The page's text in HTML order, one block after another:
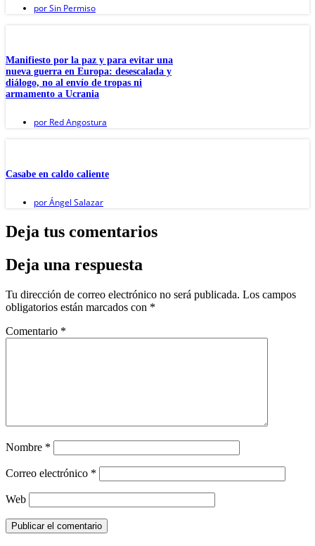
porSin Permiso
Manifiesto por la paz y para evitar una
nueva guerra en Europa: desescalada y
diálogo, no al envío de tropas ni
armamento a Ucrania
por Red Angostura
Casabe en caldo caliente
porÁngel Salazar
Deja tus comentarios
Deja una respuesta
Tu dirección de correo electrónico no será publicada. Los campos
obligatorios están marcados con *
Comentario *
Nombre *
Correo electrónico *
Web